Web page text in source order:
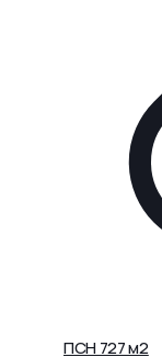
ПСН 727 м2